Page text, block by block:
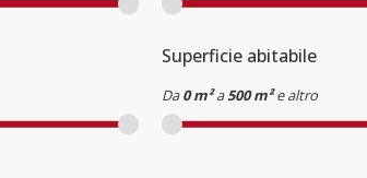
Superficie abitabile
Da 0 m² a500 m² e altro